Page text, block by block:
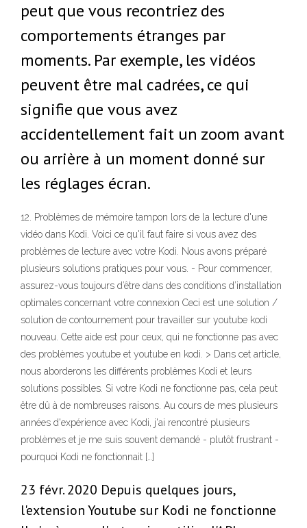
peut que vous recontriez des
comportements étranges par
moments. Par exemple, les vidéos
peuvent être mal cadrées, ce qui
signifie que vous avez
accidentellement fait un zoom avant
ou arrière à un moment donné sur
les réglages écran.
12. Problèmes de mémoire tampon lors de la lecture d'une
vidéo dans Kodi. Voici ce qu'il faut faire si vous avez des
problèmes de lecture avec votre Kodi. Nous avons préparé
plusieurs solutions pratiques pour vous. - Pour commencer,
assurez-vous toujours d’être dans des conditions d’installation
optimales concernant votre connexion Ceci est une solution /
solution de contournement pour travailler sur youtube kodi
nouveau. Cette aide est pour ceux, qui ne fonctionne pas avec
des problèmes youtube et youtube en kodi. > Dans cet article,
nous aborderons les différents problèmes Kodi et leurs
solutions possibles. Si votre Kodi ne fonctionne pas, cela peut
être dû à de nombreuses raisons. Au cours de mes plusieurs
années d'expérience avec Kodi, j'ai rencontré plusieurs
problèmes et je me suis souvent demandé - plutôt frustrant -
pourquoi Kodi ne fonctionnait […]
23 févr. 2020 Depuis quelques jours,
l'extension Youtube sur Kodi ne fonctionne